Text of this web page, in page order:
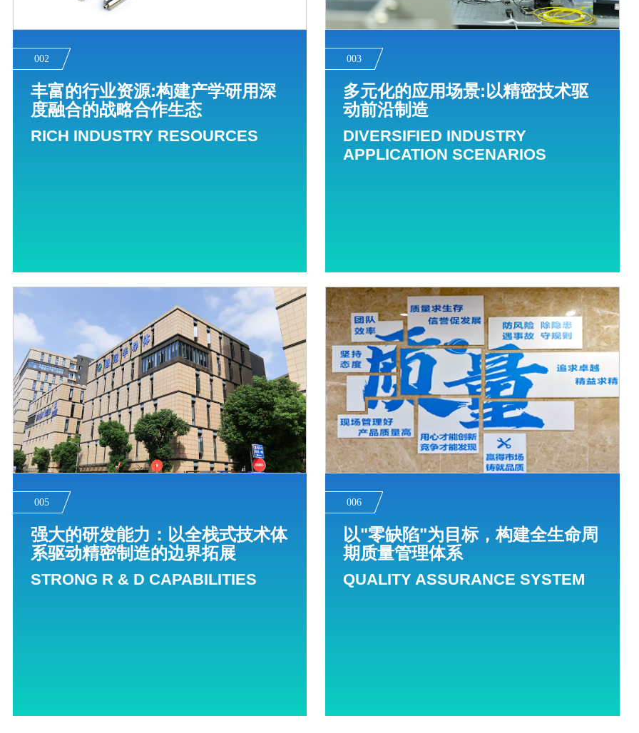
002
丰富的行业资源:构建产学研用深
度融合的战略合作生态
RICH INDUSTRY RESOURCES
003
多元化的应用场景:以精密技术驱
动前沿制造
DIVERSIFIED INDUSTRY
APPLICATION SCENARIOS
005
强大的研发能力：以全栈式技术体
系驱动精密制造的边界拓展
STRONG R & D CAPABILITIES
006
以"零缺陷"为目标，构建全生命周
期质量管理体系
QUALITY ASSURANCE SYSTEM